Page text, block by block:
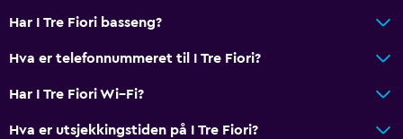
Babysenger tilgjengelig
Har I Tre Fiori basseng?
Hva er telefonnummeret til I Tre Fiori?
Har I Tre Fiori Wi–Fi?
Hva er utsjekkingstiden på I Tre Fiori?